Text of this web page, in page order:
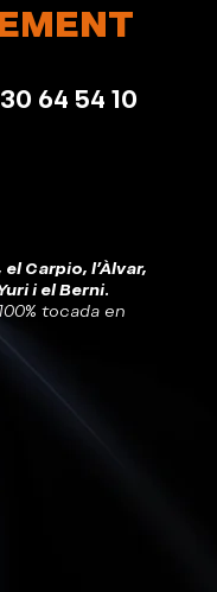
64 54 10
Carpio, l'Àlvar,
i el Berni.
tocada en